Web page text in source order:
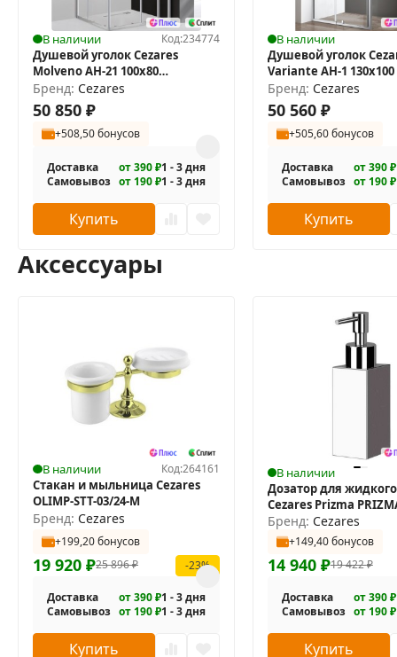
Монтаж осуществляется либо на поддон, либо на
В комплекте поставки: душевой уголок, крепежные
В наличии Код:234774
Душевой уголок Cezares
Molveno AH-21 100х80
MOLVENO-AH-21-80+20-C-Cr-IV
Бренд: Cezares
50 850 ₽
+508,50 бонусов
Доставка от 390 ₽1 - 3 дня
Самовывоз от 190 ₽1 - 3 дня
Купить
В наличии
Душевой уголок
Variante AH-1 130х100
Бренд: Cezares
50 560 ₽
+505,60 бонусов
Доставка от 390 ₽
Самовывоз от 190 ₽
Купить
Аксессуары
В наличии Код:264161
Стакан и мыльница Cezares
OLIMP-STT-03/24-M
Бренд: Cezares
+199,20 бонусов
25 896₽
19 920 ₽ -23%
Доставка от 390 ₽1 - 3 дня
Самовывоз от 190 ₽1 - 3 дня
Купить
В наличии
Дозатор для
Cezares Prizma
Бренд: Cezares
+149,40 бонусов
19 422₽
14 940 ₽
Доставка от 390 ₽
Самовывоз от 190 ₽
Купить